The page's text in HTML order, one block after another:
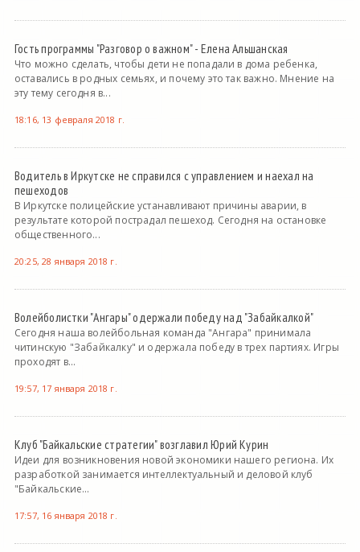
Гость программы "Разговор о важном" - Елена Альшанская
Что можно сделать, чтобы дети не попадали в дома ребенка,
оставались в родных семьях, и почему это так важно. Мнение на
эту тему сегодня в...
18:16, 13 февраля 2018 г.
Водитель в Иркутске не справился с управлением и наехал на
пешеходов
В Иркутске полицейские устанавливают причины аварии, в
результате которой пострадал пешеход. Сегодня на остановке
общественного...
20:25, 28 января 2018 г.
Волейболистки "Ангары" одержали победу над "Забайкалкой"
Сегодня наша волейбольная команда "Ангара" принимала
читинскую "Забайкалку" и одержала победу в трех партиях. Игры
проходят в...
19:57, 17 января 2018 г.
Клуб "Байкальские стратегии" возглавил Юрий Курин
Идеи для возникновения новой экономики нашего региона. Их
разработкой занимается интеллектуальный и деловой клуб
"Байкальские...
17:57, 16 января 2018 г.